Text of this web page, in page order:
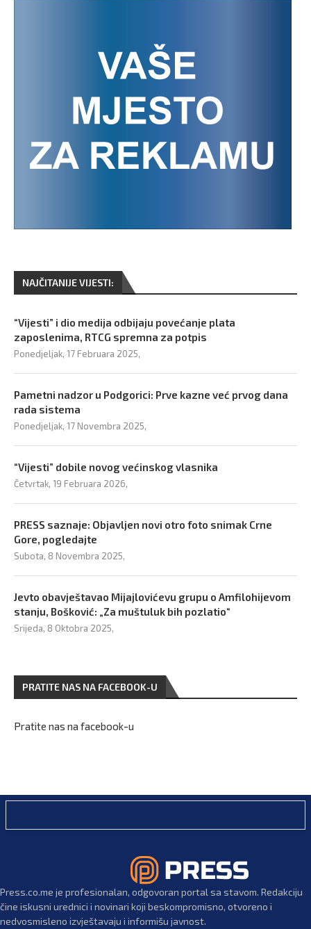
NAJČITANIJE VIJESTI:
“Vijesti” i dio medija odbijaju povećanje plata
zaposlenima, RTCG spremna za potpis
Ponedjeljak, 17 Februara 2025,
Pametni nadzor u Podgorici: Prve kazne već prvog dana
rada sistema
Ponedjeljak, 17 Novembra 2025,
“Vijesti” dobile novog većinskog vlasnika
Četvrtak, 19 Februara 2026,
PRESS saznaje: Objavljen novi otro foto snimak Crne
Gore, pogledajte
Subota, 8 Novembra 2025,
Jevto obavještavao Mijajlovićevu grupu o Amfilohijevom
stanju, Bošković: „Za muštuluk bih pozlatio“
Srijeda, 8 Oktobra 2025,
PRATITE NAS NA FACEBOOK-U
Pratite nas na facebook-u
Press.co.me je profesionalan, odgovoran portal sa stavom. Redakciju
čine iskusni urednici i novinari koji beskompromisno, otvoreno i
nedvosmisleno izvještavaju i informišu javnost.